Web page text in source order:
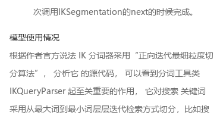
次调用IKSegmentation的next的时候完成。
模型使用情况
根据作者官方说法 IK 分词器采用“正向迭代最细粒度切
分算法”， 分析它 的源代码， 可以看到分词工具类
IKQueryParser 起至关重要的作用， 它对搜索 关键词
采用从最大词到最小词层层迭代检索方式切分，比如搜